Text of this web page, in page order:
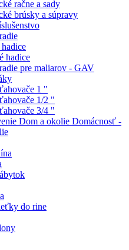
račne a sady
brúsky a súpravy
hadice
pre maliarov - GAV
1 "
1/2 "
3/4 "
Domácnosť -
do rine